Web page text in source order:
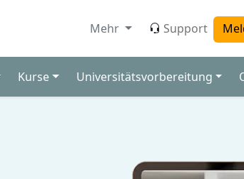
Mehr Support
Kurse Universitätsvorbereitung